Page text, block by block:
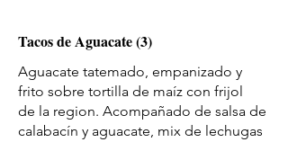
Tacos de Aguacate (3)
Aguacate tatemado, empanizado y
frito sobre tortilla de maíz con frijol
de la region. Acompañado de salsa de
calabacín y aguacate, mix de lechugas